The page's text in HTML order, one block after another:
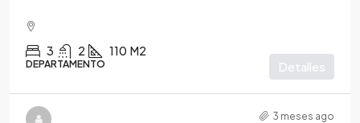
3 2 110 M2
DEPARTAMENTO Detalles
3 meses ago